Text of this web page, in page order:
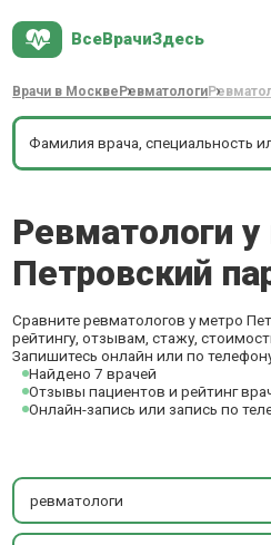
ВсеВрачиЗдесь
Врачи в Москве Ревматологи
Ревматологи
Петровский
Сравните ревматологов у метро
рейтингу, отзывам, стажу,
Запишитесь онлайн или по
Найдено 7 врачей
Отзывы пациентов и рейтинг
Онлайн-запись или запись по
ревматологи